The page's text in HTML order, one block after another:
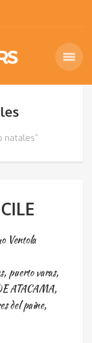
natales”
Ventola
, puerto varas,
ATACAMA,
del paine,